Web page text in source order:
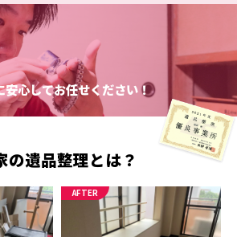
心してお任せください！
の遺品整理とは？
AFTER